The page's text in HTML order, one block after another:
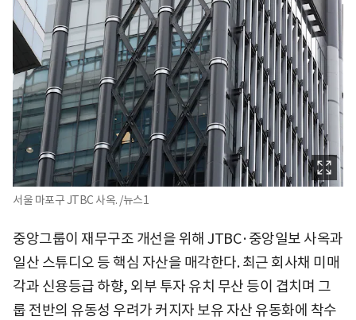
서울 마포구 JTBC 사옥. /뉴스1
중앙그룹이 재무구조 개선을 위해 JTBC·중앙일보 사옥과
일산 스튜디오 등 핵심 자산을 매각한다. 최근 회사채 미매
각과 신용등급 하향, 외부 투자 유치 무산 등이 겹치며 그
룹 전반의 유동성 우려가 커지자 보유 자산 유동화에 착수